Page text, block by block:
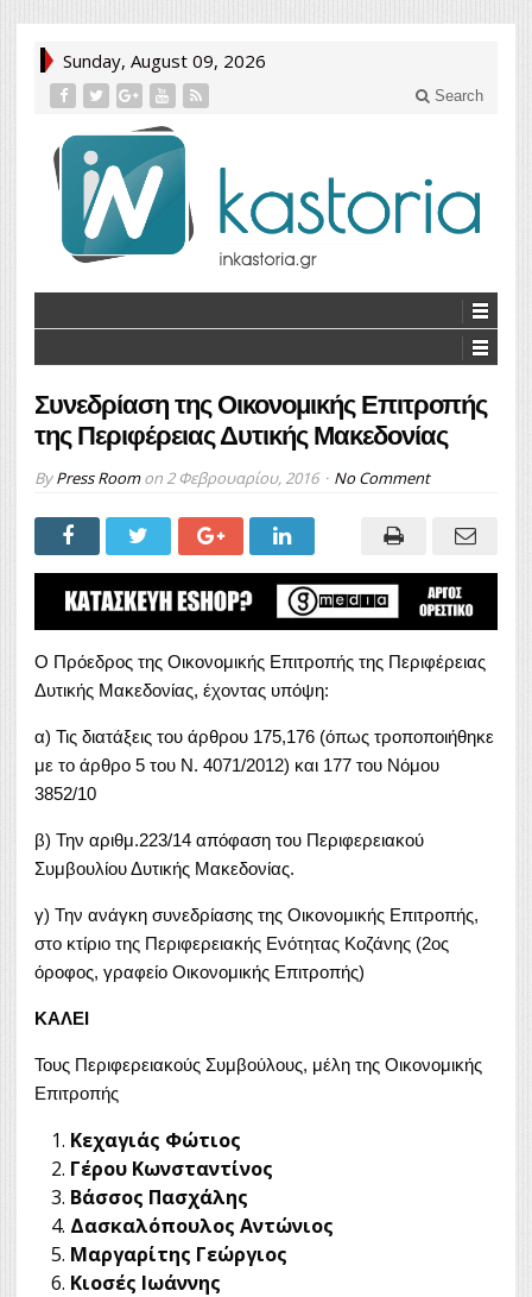
Sunday, August 09, 2026
Search
Συνεδρίαση της Οικονομικής Επιτροπής
της Περιφέρειας Δυτικής Μακεδονίας
ByPress Roomon 2 Φεβρουαρίου, 2016 No Comment
Ο Πρόεδρος της Οικονομικής Επιτροπής της Περιφέρειας
Δυτικής Μακεδονίας, έχοντας υπόψη:
α) Τις διατάξεις του άρθρου 175,176 (όπως τροποποιήθηκε
με το άρθρο 5 του Ν. 4071/2012) και 177 του Νόμου
3852/10
β) Την αριθμ.223/14 απόφαση του Περιφερειακού
Συμβουλίου Δυτικής Μακεδονίας.
γ) Την ανάγκη συνεδρίασης της Οικονομικής Επιτροπής,
στο κτίριο της Περιφερειακής Ενότητας Κοζάνης (2ος
όροφος, γραφείο Οικονομικής Επιτροπής)
ΚΑΛΕΙ
Τους Περιφερειακούς Συμβούλους, μέλη της Οικονομικής
Επιτροπής
Κεχαγιάς Φώτιος
Γέρου Κωνσταντίνος
Βάσσος Πασχάλης
Δασκαλόπουλος Αντώνιος
Μαργαρίτης Γεώργιος
Κιοσές Ιωάννης